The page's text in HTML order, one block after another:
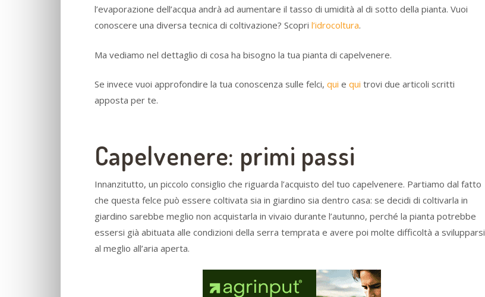
l’evaporazione dell’acqua andrà ad aumentare il tasso di umidità al di sotto della pianta. Vuoi
conoscere una diversa tecnica di coltivazione? Scopri l’idrocoltura.
Ma vediamo nel dettaglio di cosa ha bisogno la tua pianta di capelvenere.
Se invece vuoi approfondire la tua conoscenza sulle felci, qui e qui trovi due articoli scritti
apposta per te.
Capelvenere: primi passi
Innanzitutto, un piccolo consiglio che riguarda l’acquisto del tuo capelvenere. Partiamo dal fatto
che questa felce può essere coltivata sia in giardino sia dentro casa: se decidi di coltivarla in
giardino sarebbe meglio non acquistarla in vivaio durante l’autunno, perché la pianta potrebbe
essersi già abituata alle condizioni della serra temprata e avere poi molte difficoltà a svilupparsi
al meglio all’aria aperta.